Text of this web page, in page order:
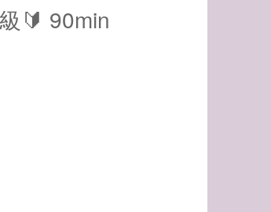
🔰 90min